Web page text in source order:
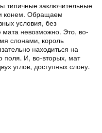
типичные заключительные
конем. Обращаем
условия, без
невозможно. Это, во-
слонами, король
находиться на
поля. И, во-вторых, мат
углов, доступных слону.